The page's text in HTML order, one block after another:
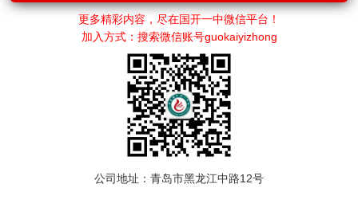
更多精彩内容，尽在国开一中微信平台！
加入方式：搜索微信账号guokaiyizhong
公司地址：青岛市黑龙江中路12号